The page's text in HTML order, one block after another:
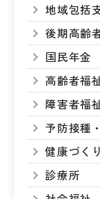
地域包括
後期高齢
国民年金
高齢者福
障害者福
予防接種
健康づくり
診療所